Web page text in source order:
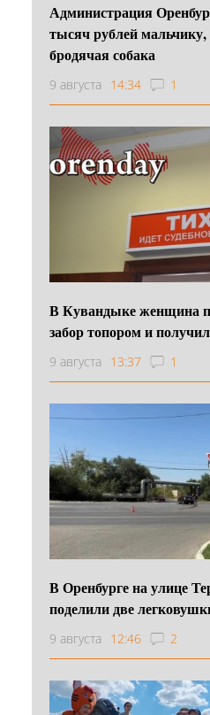
Администрация
тысяч рублей мальчику,
бродячая собака
9 августа 14:34 1
В Кувандыке женщина
забор топором и
9 августа 13:37 1
В Оренбурге на улице
поделили две
9 августа 12:46 2